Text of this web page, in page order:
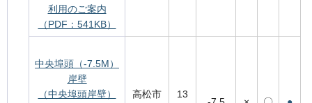
利用のご案内
（PDF：541KB）
中央埠頭（-7.5M）
岸壁
（中央埠頭岸壁）
高松市
13